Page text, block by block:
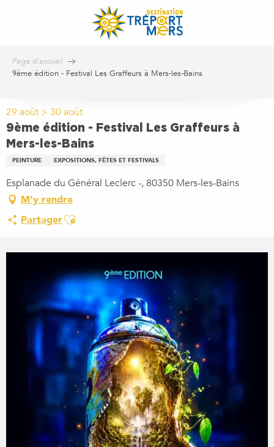
Page d’accueil
9ème édition - Festival Les Graffeurs à Mers-les-Bains
29 août > 30 août
9ème édition - Festival Les Graffeurs à
Mers-les-Bains
PEINTURE EXPOSITIONS, FÊTES ET FESTIVALS
Esplanade du Général Leclerc -, 80350 Mers-les-Bains
M'y rendre
PartagerAjouter aux favoris